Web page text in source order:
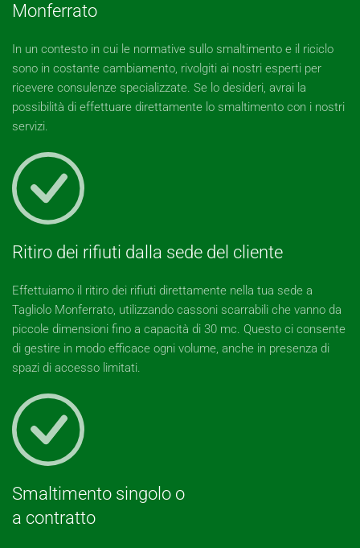
Monferrato
In un contesto in cui le normative sullo smaltimento e il riciclo
sono in costante cambiamento, rivolgiti ai nostri esperti per
ricevere consulenze specializzate. Se lo desideri, avrai la
possibilità di effettuare direttamente lo smaltimento con i nostri
servizi.
Ritiro dei rifiuti dalla sede del cliente
Effettuiamo il ritiro dei rifiuti direttamente nella tua sede a
Tagliolo Monferrato, utilizzando cassoni scarrabili che vanno da
piccole dimensioni fino a capacità di 30 mc. Questo ci consente
di gestire in modo efficace ogni volume, anche in presenza di
spazi di accesso limitati.
Smaltimento singolo o
a contratto